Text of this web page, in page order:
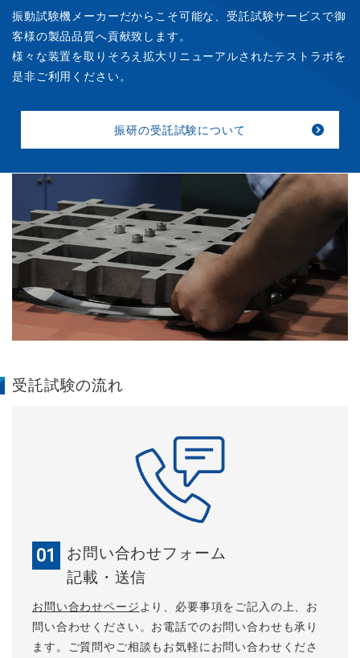
振動試験機メーカーだからこそ可能な、受託試験サービスで御
客様の製品品質へ貢献致します。
様々な装置を取りそろえ拡大リニューアルされたテストラボを
是非ご利用ください。
振研の受託試験について
受託試験の流れ
01
お問い合わせフォーム
記載・送信
お問い合わせページ より、必要事項をご記入の上、お
問い合わせください。お電話でのお問い合わせも承り
ます。ご質問やご相談もお気軽にお問い合わせくださ